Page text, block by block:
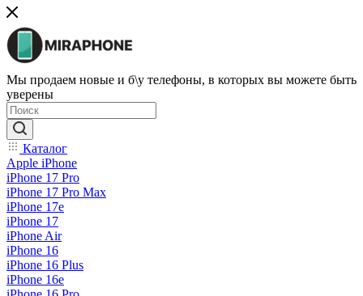
Мы продаем новые и б\у телефоны, в которых вы можете быть
уверены
Каталог
Apple iPhone
iPhone 17 Pro
iPhone 17 Pro Max
iPhone 17e
iPhone 17
iPhone Air
iPhone 16
iPhone 16 Plus
iPhone 16e